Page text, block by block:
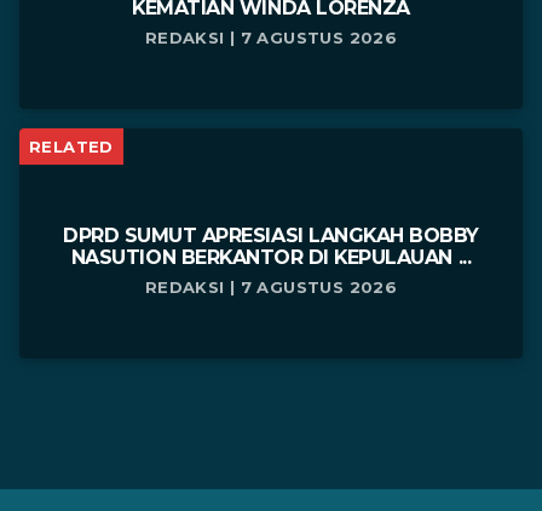
KEMATIAN WINDA LORENZA
REDAKSI | 7 AGUSTUS 2026
RELATED
DPRD SUMUT APRESIASI LANGKAH BOBBY
NASUTION BERKANTOR DI KEPULAUAN ...
REDAKSI | 7 AGUSTUS 2026